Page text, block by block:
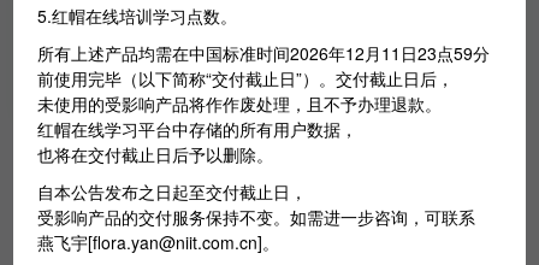
Subscription
操作型考试检验技能。
￥ 7509.04
5.红帽在线培训学习点数。
所有上述产品均需在中国标准时间2026年12月11日23点59分
前使用完毕（以下简称“交付截止日”）。交付截止日后，
未使用的受影响产品将作作废处理，且不予办理退款。
红帽在线学习平台中存储的所有用户数据，
也将在交付截止日后予以删除。
自本公告发布之日起至交付截止日，
受影响产品的交付服务保持不变。如需进一步咨询，可联系
燕飞宇[flora.yan@niit.com.cn]。